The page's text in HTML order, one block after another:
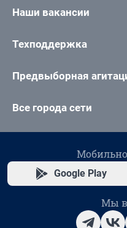
Наши вакансии
Техподдержка
Предвыборная
Все города сети
Google Play
Мы в